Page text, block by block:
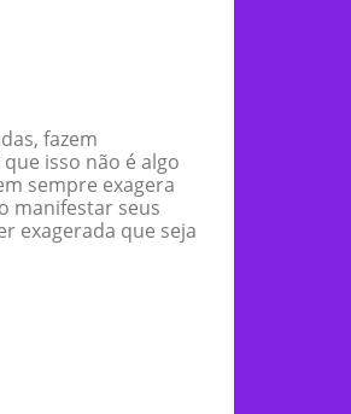
fazem
isso não é algo
sempre exagera
manifestar seus
exagerada que seja